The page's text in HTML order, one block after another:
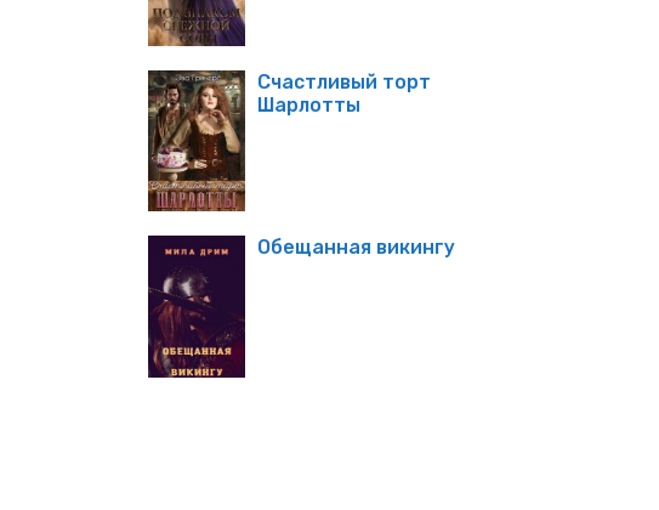
Счастливый торт
Шарлотты
Обещанная викингу